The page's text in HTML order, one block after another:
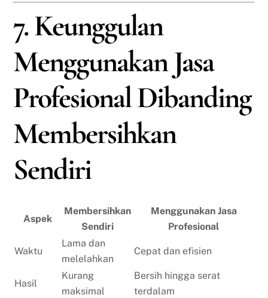
7. Keunggulan
Menggunakan Jasa
Profesional Dibanding
Membersihkan
Sendiri
Aspek
Membersihkan
Sendiri
Menggunakan Jasa
Profesional
Waktu
Lama dan
melelahkan
Cepat dan efisien
Hasil
Kurang
maksimal
Bersih hingga serat
terdalam